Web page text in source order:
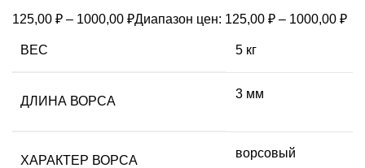
125,00 ₽ – 1000,00 ₽Диапазон цен: 125,00 ₽ – 1000,00 ₽
ВЕС 5 кг
ДЛИНА ВОРСА
3 мм
ХАРАКТЕР ВОРСА
ворсовый